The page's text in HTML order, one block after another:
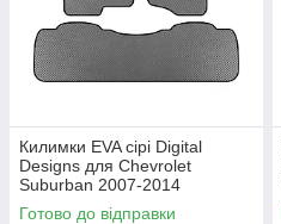
Килимки EVA сірі Digital
Designs для Chevrolet
Suburban 2007-2014
Етилвінілацетат
Готово до відправки